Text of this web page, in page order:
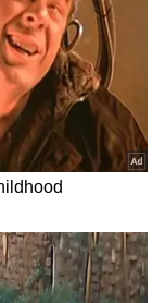
5G ప్లాన్‌ను
స్పీడ్ డేటా
అన్‌లిమిటెడ్
ఈ ప్లాన్
డేటా